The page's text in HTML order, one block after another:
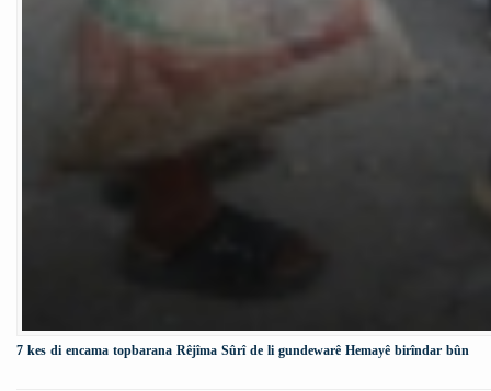
7 kes di encama topbarana Rêjîma Sûrî de li gundewarê Hemayê birîndar bûn